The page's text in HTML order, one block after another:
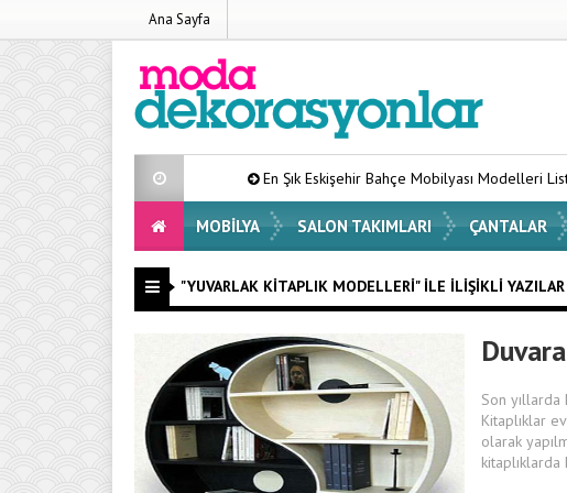
Ana Sayfa
En Şık Eskişehir Bahçe Mobilyası Modelleri Listesi 2026
MOBILYA SALON TAKIMLARI ÇANTALAR
"YUVARLAK KITAPLIK MODELLERI" ILE İLIŞIKLI YAZILAR
Son yıllarda
Kitaplıklar
olarak